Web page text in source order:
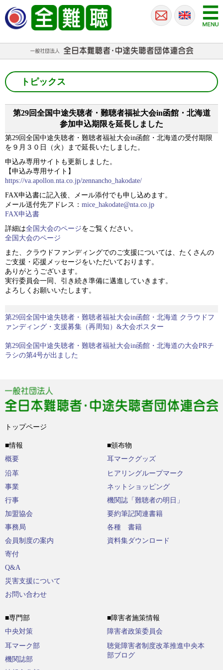
トピックス
第29回全国中途失聴者・難聴者福祉大会in函館・北海道
参加申込期限を延長しました
第29回全国中途失聴者・難聴者福祉大会in函館・北海道の受付期限
を９月３０日（火）まで延長いたしました。
申込み専用サイトも更新しました。
【申込み専用サイト】
https://va.apollon.nta.co.jp/zennancho_hakodate/
FAX申込書に記入後、メール添付でも申し込めます。
メール送付先アドレス： mice_hakodate@nta.co.jp
FAX申込書
詳細は全国大会のページをご覧ください。
全国大会のページ
また、クラウドファンディングでのご支援については、たくさんの
ご支援・応援メッセージをいただいております。
ありがとうございます。
実行委員会一同、引き続き準備に邁進していきます。
よろしくお願いいたします。
過
去
投
稿:
第29回全国中途失聴者・難聴者福祉大会in函館・北海道 クラウドフ
ァンディング・支援募集（再周知）&大会ポスター
次
の
第29回全国中途失聴者・難聴者福祉大会in函館・北海道の大会PRチ
ラシの第4号が出ました
トップページ
■情報
概要
沿革
事業
行事
加盟協会
事務局
会員制度の案内
寄付
Q&A
災害支援について
お問い合わせ
■頒布物
耳マークグッズ
ヒアリングループマーク
ネットショッピング
機関誌「難聴者の明日」
要約筆記関連書籍
各種 書籍
資料集ダウンロード
■専門部
中央対策
耳マーク部
機関誌部
■障害者施策情報
障害者政策委員会
聴覚障害者制度改革推進中央本
部ブログ